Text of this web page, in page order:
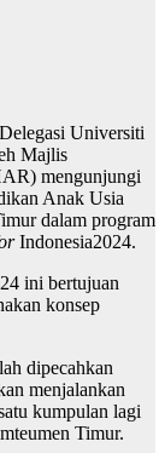
Universiti
Majlis
mengunjungi
Anak Usia
dalam program
Indonesia2024.
ini bertujuan
konsep
dipecahkan
menjalankan
kumpulan lagi
Timur.